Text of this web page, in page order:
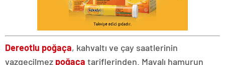
Dereotlu poğaça, kahvaltı ve çay saatlerinin
vazgeçilmez poğaça tariflerinden. Mayalı hamurun